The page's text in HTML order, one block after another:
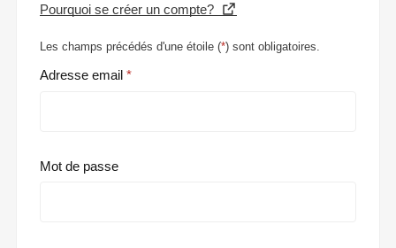
Pourquoi se créer un compte?
Les champs précédés d'une étoile (*) sont obligatoires.
Adresse email
Mot de passe